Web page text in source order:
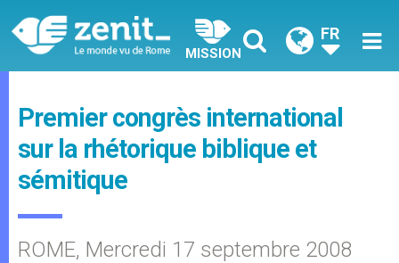
MISSION
FR
Premier congrès international
sur la rhétorique biblique et
sémitique
ROME, Mercredi 17 septembre 2008